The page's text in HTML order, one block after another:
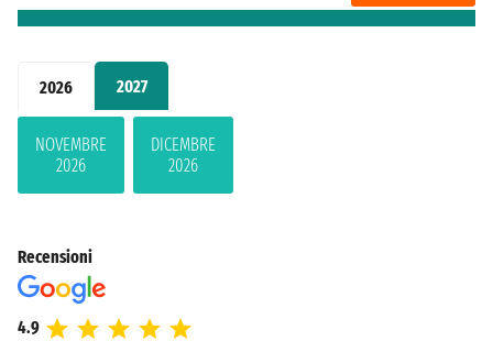
2026 2027
NOVEMBRE
2026
DICEMBRE
2026
Recensioni
4.9